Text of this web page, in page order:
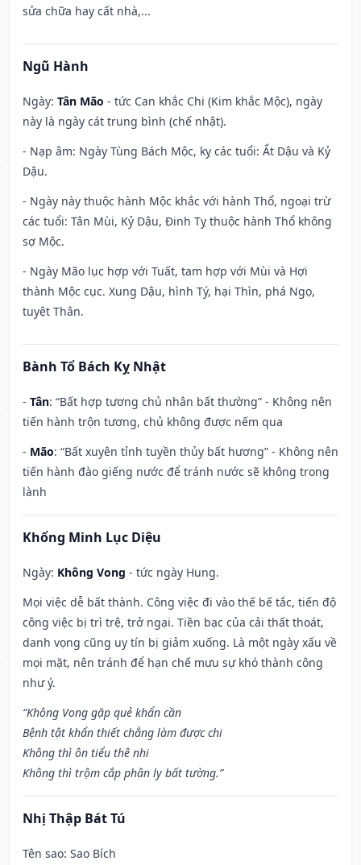
sửa chữa hay cất nhà,...
Ngũ Hành
Ngày: Tân Mão - tức Can khắc Chi (Kim khắc Mộc), ngày
này là ngày cát trung bình (chế nhật).
- Nạp âm: Ngày Tùng Bách Mộc, kỵ các tuổi: Ất Dậu và Kỷ
Dậu.
- Ngày này thuộc hành Mộc khắc với hành Thổ, ngoại trừ
các tuổi: Tân Mùi, Kỷ Dậu, Đinh Tỵ thuộc hành Thổ không
sợ Mộc.
- Ngày Mão lục hợp với Tuất, tam hợp với Mùi và Hợi
thành Mộc cục. Xung Dậu, hình Tý, hại Thìn, phá Ngọ,
tuyệt Thân.
Bành Tổ Bách Kỵ Nhật
- Tân: “Bất hợp tương chủ nhân bất thường” - Không nên
tiến hành trộn tương, chủ không được nếm qua
- Mão: “Bất xuyên tỉnh tuyền thủy bất hương” - Không nên
tiến hành đào giếng nước để tránh nước sẽ không trong
lành
Khổng Minh Lục Diệu
Ngày: Không Vong - tức ngày Hung.
Mọi việc dễ bất thành. Công việc đi vào thế bế tắc, tiến độ
công việc bị trì trệ, trở ngại. Tiền bạc của cải thất thoát,
danh vọng cũng uy tín bị giảm xuống. Là một ngày xấu về
mọi mặt, nên tránh để hạn chế mưu sự khó thành công
như ý.
“Không Vong gặp quẻ khẩn cần
Bệnh tật khẩn thiết chẳng làm được chi
Không thì ôn tiểu thê nhi
Không thì trộm cắp phân ly bất tường.”
Nhị Thập Bát Tú
Tên sao: Sao Bích